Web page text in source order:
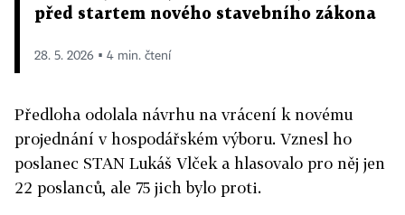
před startem nového stavebního zákona
28. 5. 2026 ▪ 4 min. čtení
Předloha odolala návrhu na vrácení k novému
projednání v hospodářském výboru. Vznesl ho
poslanec STAN Lukáš Vlček a hlasovalo pro něj jen
22 poslanců, ale 75 jich bylo proti.